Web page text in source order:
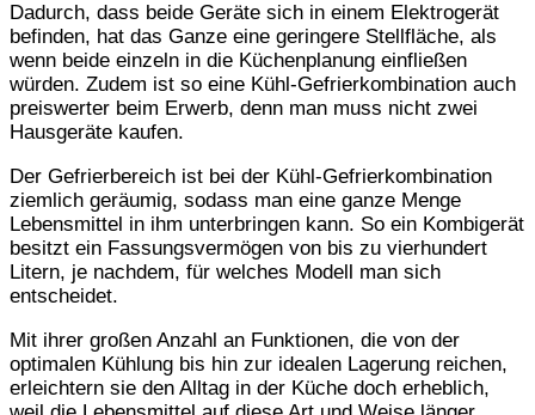
Dadurch, dass beide Geräte sich in einem Elektrogerät
befinden, hat das Ganze eine geringere Stellfläche, als
wenn beide einzeln in die Küchenplanung einfließen
würden. Zudem ist so eine Kühl-Gefrierkombination auch
preiswerter beim Erwerb, denn man muss nicht zwei
Hausgeräte kaufen.
Der Gefrierbereich ist bei der Kühl-Gefrierkombination
ziemlich geräumig, sodass man eine ganze Menge
Lebensmittel in ihm unterbringen kann. So ein Kombigerät
besitzt ein Fassungsvermögen von bis zu vierhundert
Litern, je nachdem, für welches Modell man sich
entscheidet.
Mit ihrer großen Anzahl an Funktionen, die von der
optimalen Kühlung bis hin zur idealen Lagerung reichen,
erleichtern sie den Alltag in der Küche doch erheblich,